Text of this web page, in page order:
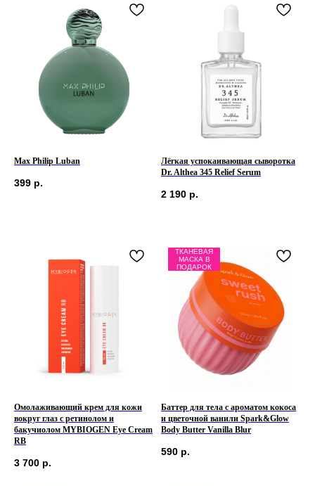
Max Philip Luban
399 р.
Лёгкая успокаивающая сыворотка
Dr. Althea 345 Relief Serum
2 190 р.
Омолаживающий крем для кожи
вокруг глаз с ретинолом и
бакучиолом MYBIOGEN Eye Cream
RB
3 700 р.
ТКАНЕВАЯ
МАСКА В
ПОДАРОК
Баттер для тела с ароматом кокоса
и цветочной ванили Spark&Glow
Body Butter Vanilla Blur
590 р.